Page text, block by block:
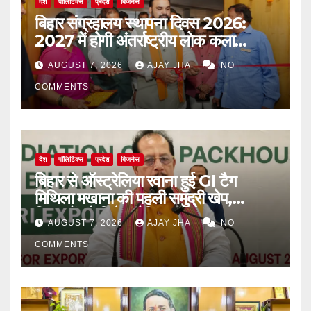
देश पॉलिटिक्स प्रदेश बिजनेस
बिहार संग्रहालय स्थापना दिवस 2026:
2027 में होगी अंतर्राष्ट्रीय लोक कला
प्रदर्शनी, मुख्यमंत्री सम्राट चौधरी का बड़ा
ऐलान
AUGUST 7, 2026 AJAY JHA NO
COMMENTS
देश पॉलिटिक्स प्रदेश बिजनेस
बिहार से ऑस्ट्रेलिया रवाना हुई GI टैग
मिथिला मखाना की पहली समुद्री खेप,
किसानों को मिलेगा वैश्विक बाजार
AUGUST 7, 2026 AJAY JHA NO
COMMENTS